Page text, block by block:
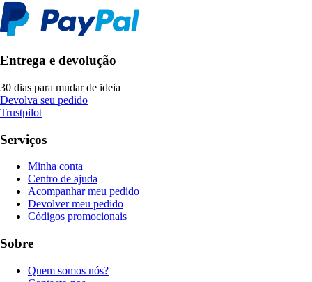
Entrega e devolução
30 dias para mudar de ideia
Devolva seu pedido
Trustpilot
Serviços
Minha conta
Centro de ajuda
Acompanhar meu pedido
Devolver meu pedido
Códigos promocionais
Sobre
Quem somos nós?